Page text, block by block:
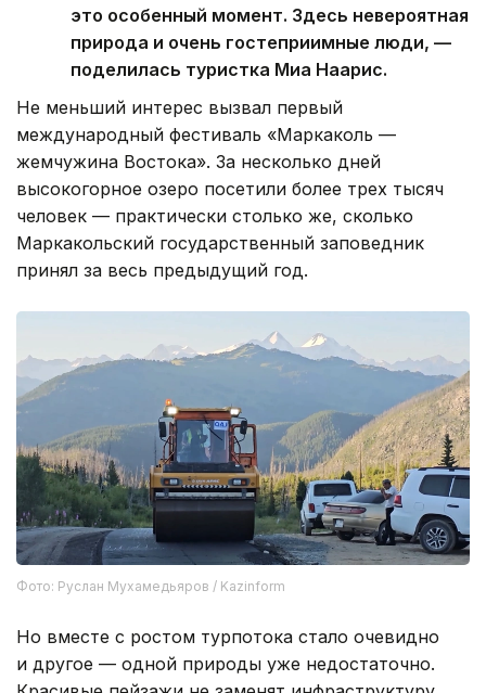
это особенный момент. Здесь невероятная
природа и очень гостеприимные люди, —
поделилась туристка Миа Наарис.
Не меньший интерес вызвал первый
международный фестиваль «Маркаколь —
жемчужина Востока». За несколько дней
высокогорное озеро посетили более трех тысяч
человек — практически столько же, сколько
Маркакольский государственный заповедник
принял за весь предыдущий год.
Фото: Руслан Мухамедьяров / Kazinform
Но вместе с ростом турпотока стало очевидно
и другое — одной природы уже недостаточно.